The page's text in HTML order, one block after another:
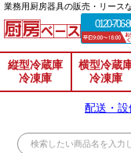
業務⽤厨房器具の販売・リース
0120-706-
縦型冷蔵庫
冷凍庫
横型冷蔵
冷凍庫
配送・設